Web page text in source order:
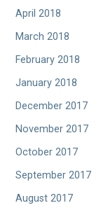
April 2018
March 2018
February 2018
January 2018
December 2017
November 2017
October 2017
September 2017
August 2017